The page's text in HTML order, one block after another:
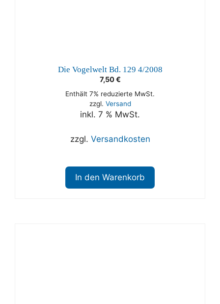
Die Vogelwelt Bd. 129 4/2008
7,50€
Enthält 7% reduzierte MwSt.
zzgl. Versand
inkl. 7 % MwSt.
zzgl. Versandkosten
In den Warenkorb